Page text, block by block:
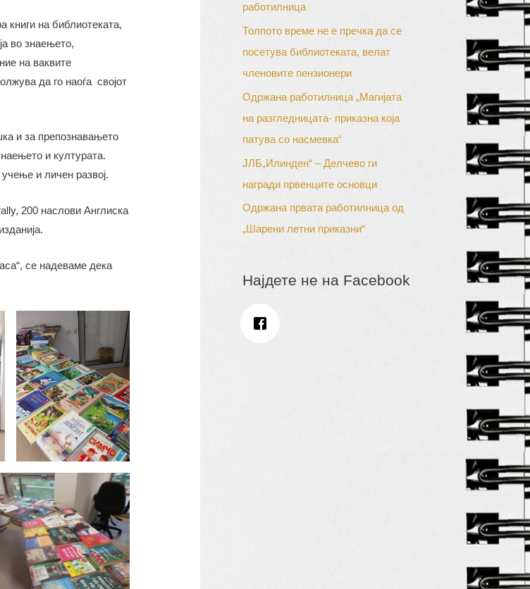
книги на библиотеката,
во знаењето,
на ваквите
да го наоѓа својот
и за препознавањето
и културата.
и личен развој.
200 наслови Англиска
се надеваме дека
работилница
Толпото време не е пречка да се
посетува библиотеката, велат
членовите пензионери
Одржана работилница „Магијата
на разгледницата- приказна која
патува со насмевка“
ЈЛБ„Илинден“ – Делчево ги
награди првенците основци
Одржана првата работилница од
„Шарени летни приказни“
Најдете не на Facebook